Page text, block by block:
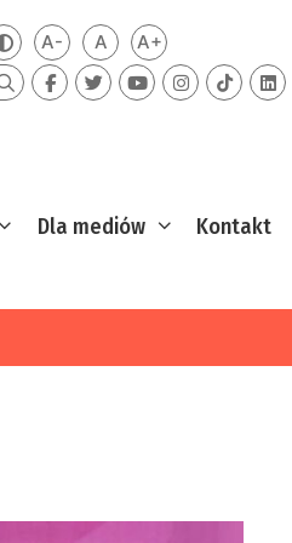
Zmień kontrast
A-Mniejsza czcionka
ADomyślna czcionka
A+Większa
Szukaj
Dla mediów Kontakt